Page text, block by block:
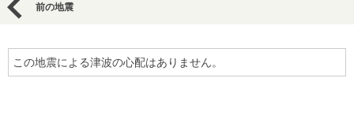
前の地震
この地震による津波の心配はありません。